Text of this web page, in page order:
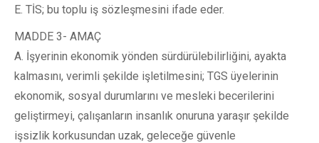
E. TİS; bu toplu iş sözleşmesini ifade eder.
MADDE 3- AMAÇ
A. İşyerinin ekonomik yönden sürdürülebilirliğini, ayakta
kalmasını, verimli şekilde işletilmesini; TGS üyelerinin
ekonomik, sosyal durumlarını ve mesleki becerilerini
geliştirmeyi, çalışanların insanlık onuruna yaraşır şekilde
işsizlik korkusundan uzak, geleceğe güvenle